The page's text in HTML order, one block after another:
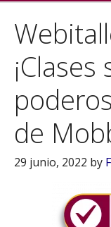
de
29 junio, 2022 by